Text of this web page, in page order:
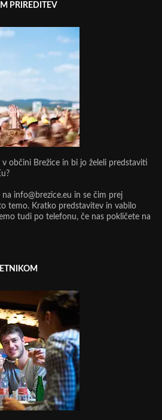
PRIREDITEV
občini Brežice in bi jo želeli predstaviti
info@brezice.eu in se čim prej
temo. Kratko predstavitev in vabilo
tudi po telefonu, če nas pokličete na